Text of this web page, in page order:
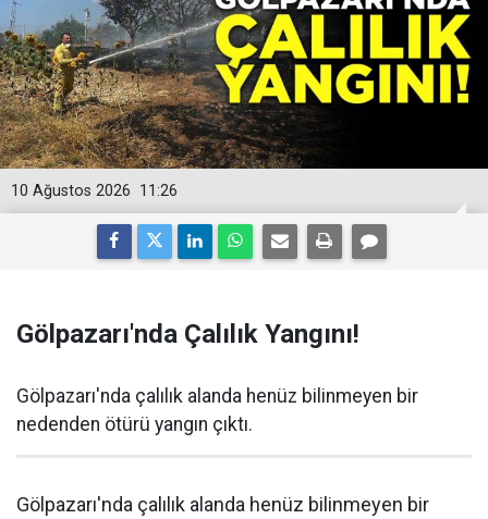
11:26
10 Ağustos 2026
Gölpazarı'nda Çalılık Yangını!
Gölpazarı'nda çalılık alanda henüz bilinmeyen bir
nedenden ötürü yangın çıktı.
Gölpazarı'nda çalılık alanda henüz bilinmeyen bir